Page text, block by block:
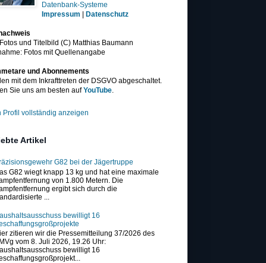
Datenbank-Systeme
Impressum
Datenschutz
und Titelbild (C) Matthias Baumann
Fotos mit Quellenangabe
und Abonnements
mit dem Inkrafttreten der DSGVO abgeschaltet.
Sie uns am besten aufYouTube.
Profil vollständig anzeigen
Artikel
G82 bei der Jägertruppe
G82 wiegt knapp 13 kg und hat eine maximale
von 1.800 Metern. Die
ergibt sich durch die
...
bewilligt 16
zitieren wir die Pressemitteilung 37/2026 des
vom 8. Juli 2026, 19.26 Uhr:
bewilligt 16